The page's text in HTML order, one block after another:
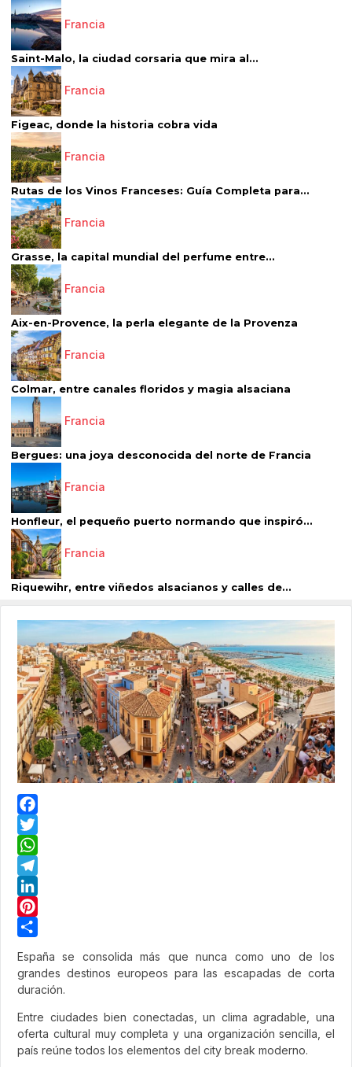
Francia
Saint-Malo, la ciudad corsaria que mira al...
Francia
Figeac, donde la historia cobra vida
Francia
Rutas de los Vinos Franceses: Guía Completa para...
Francia
Grasse, la capital mundial del perfume entre...
Francia
Aix-en-Provence, la perla elegante de la Provenza
Francia
Colmar, entre canales floridos y magia alsaciana
Francia
Bergues: una joya desconocida del norte de Francia
Francia
Honfleur, el pequeño puerto normando que inspiró...
Francia
Riquewihr, entre viñedos alsacianos y calles de...
Facebook
Twitter
WhatsApp
Telegram
LinkedIn
Pinterest
España se consolida más que nunca como uno de los
grandes destinos europeos para las escapadas de corta
duración.
Entre ciudades bien conectadas, un clima agradable, una
oferta cultural muy completa y una organización sencilla, el
país reúne todos los elementos del city break moderno.